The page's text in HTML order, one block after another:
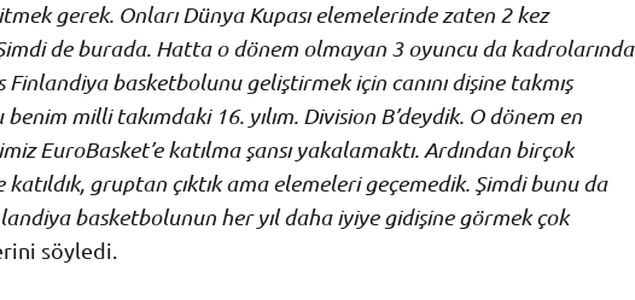
gerek. Onları Dünya Kupası elemelerinde zaten 2 kez
de burada. Hatta o dönem olmayan 3 oyuncu da kadrolarında
Finlandiya basketbolunu geliştirmek için canını dişine takmış
milli takımdaki 16. yılım. Division B’deydik. O dönem en
EuroBasket’e katılma şansı yakalamaktı. Ardından birçok
katıldık, gruptan çıktık ama elemeleri geçemedik. Şimdi bunu da
basketbolunun her yıl daha iyiye gidişine görmek çok
söyledi.